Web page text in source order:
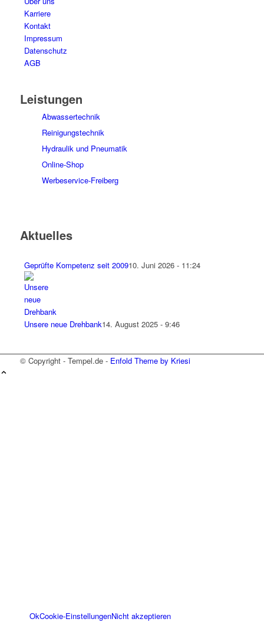
Karriere
Kontakt
Impressum
Datenschutz
AGB
Leistungen
Abwassertechnik
Reinigungstechnik
Hydraulik und Pneumatik
Online-Shop
Werbeservice-Freiberg
Aktuelles
Geprüfte Kompetenz seit 200910. Juni 2026 - 11:24
Unsere neue Drehbank14. August 2025 - 9:46
© Copyright - Tempel.de - Enfold Theme by Kriesi
OkCookie-EinstellungenNicht akzeptieren